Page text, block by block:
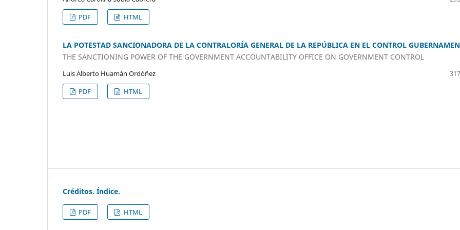
PDF
HTML
LA POTESTAD SANCIONADORA DE LA CONTRALORÍA GENERAL DE LA REPÚBLICA EN EL CONTROL
THE SANCTIONING POWER OF THE GOVERNMENT ACCOUNTABILITY OFFICE ON GOVERNMENT CONTROL
Luis Alberto Huamán Ordóñez
PDF
HTML
Créditos. Índice.
PDF
HTML